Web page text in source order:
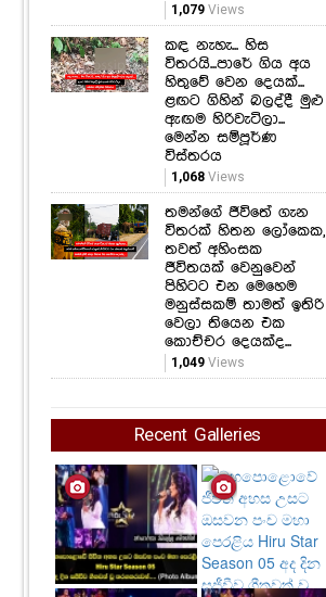
1,079 Views
කඳ නැහැ... හිස
විතරයි...පාරේ ගිය අය
හිතුවේ වෙන දෙයක්...
ළඟට ගිහින් බලද්දී මුළු
ඇඟම හිරිවැටිලා...
මෙන්න සම්පූර්ණ
විස්තරය
1,068 Views
තමන්ගේ ජීවිතේ ගැන
විතරක් හිතන ලෝකෙක,
තවත් අහිංසක
ජීවිතයක් වෙනුවෙන්
පිහිටට එන මෙහෙම
මනුස්සකම් තාමත් ඉතිරි
වෙලා තියෙන එක
කොච්චර දෙයක්ද...
1,049 Views
Recent Galleries